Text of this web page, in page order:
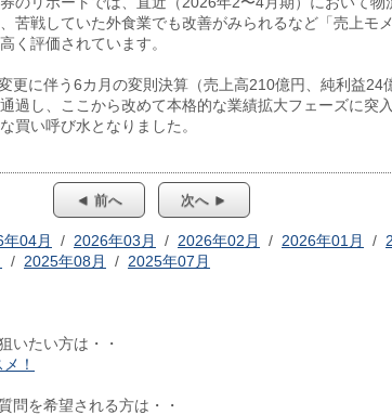
苦戦していた外食業でも改善がみられるなど「売上モ
く評価されています。
更に伴う6カ月の変則決算（売上高210億円、純利益24
過し、ここから改めて本格的な業績拡大フェーズに突
買い呼び水となりました。
◄ 前へ 次へ ►
年04月 / 2026年03月 / 2026年02月 / 2026年01月 /
/ 2025年08月 / 2025年07月
いたい方は・・
！
問を希望される方は・・